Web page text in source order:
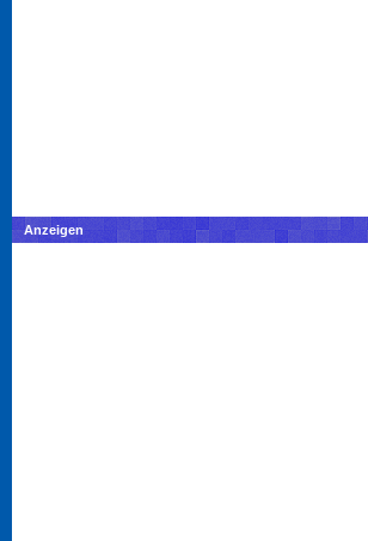
Anzeigen